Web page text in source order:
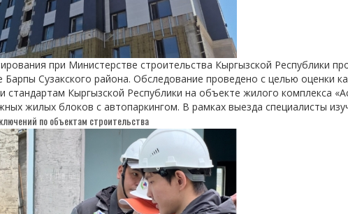
при Министерстве строительства Кыргызской Республики
Сузакского района. Обследование проведено с целью оценки
Кыргызской Республики на объекте жилого комплекса
жилых блоков с автопаркингом. В рамках выезда специалисты
по объектам строительства